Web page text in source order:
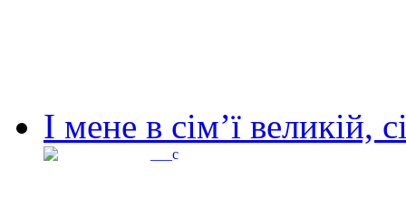
І мене в сім’ї великій,